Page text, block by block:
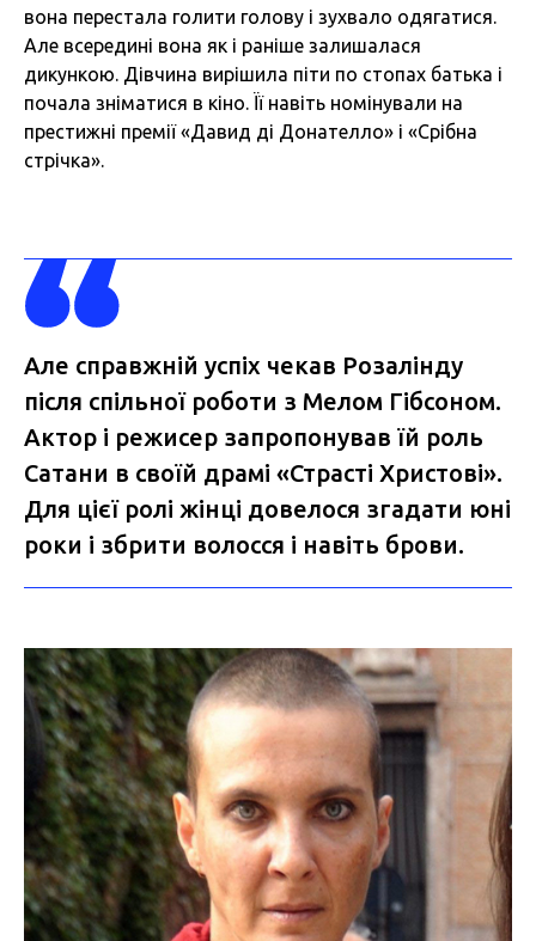
вона перестала голити голову і зухвало одягатися.
Але всередині вона як і раніше залишалася
дикункою. Дівчина вирішила піти по стопах батька і
почала зніматися в кіно. Її навіть номінували на
престижні премії «Давид ді Донателло» і «Срібна
стрічка».
Але справжній успіх чекав Розалінду
після спільної роботи з Мелом Гібсоном.
Актор і режисер запропонував їй роль
Сатани в своїй драмі «Страсті Христові».
Для цієї ролі жінці довелося згадати юні
роки і збрити волосся і навіть брови.